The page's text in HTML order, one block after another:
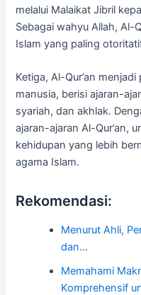
melalui Malaikat Jibril
Sebagai wahyu Allah, Al-
Islam yang paling
Ketiga, Al-Qur’an
manusia, berisi ajaran-
syariah, dan akhlak.
ajaran-ajaran Al-Qur’an,
kehidupan yang lebih
agama Islam.
Rekomendasi:
Menurut Ahli,
dan…
Memahami
Komprehensif